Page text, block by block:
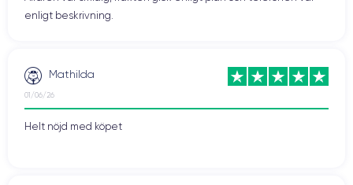
enligt beskrivning.
Mathilda
01/06/26
Helt nöjd med köpet